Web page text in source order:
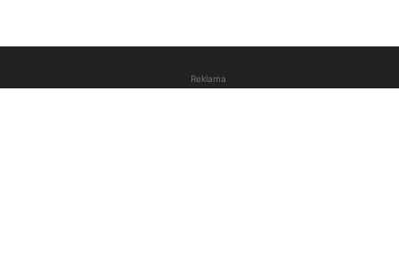
Reklama